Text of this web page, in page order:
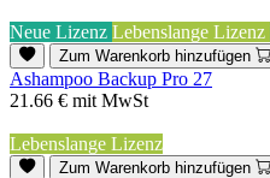
Neue Lizenz Lebenslange Lizenz
Zum Warenkorb hinzufügen
Ashampoo Backup Pro 27
21.66 € mit MwSt
Lebenslange Lizenz
Zum Warenkorb hinzufügen